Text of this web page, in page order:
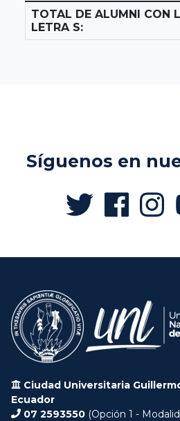
TOTAL DE ALUMNI CON
LETRA S:
Síguenos en
Ciudad Universitaria
Ecuador
07 2593550 (Opción 1 -